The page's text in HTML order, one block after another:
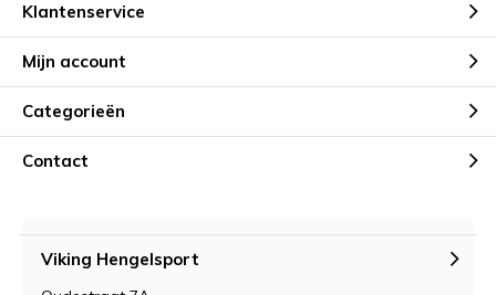
Klantenservice
Mijn account
Categorieën
Contact
Viking Hengelsport